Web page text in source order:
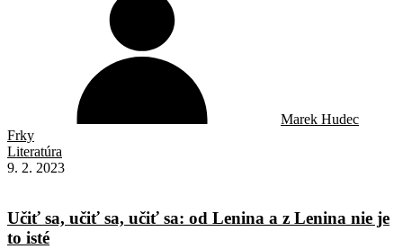
Marek Hudec
Frky
Literatúra
9. 2. 2023
Učiť sa, učiť sa, učiť sa: od Lenina a z Lenina nie je
to isté